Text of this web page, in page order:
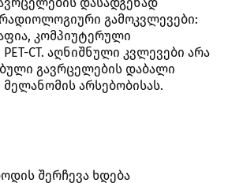
დასადგენად
რადიოლოგიური გამოკვლევები:
კომპიუტერული
CT. აღნიშნული კვლევები არა
გავრცელების დაბალი
მელანომის არსებობისას.
შერჩევა ხდება